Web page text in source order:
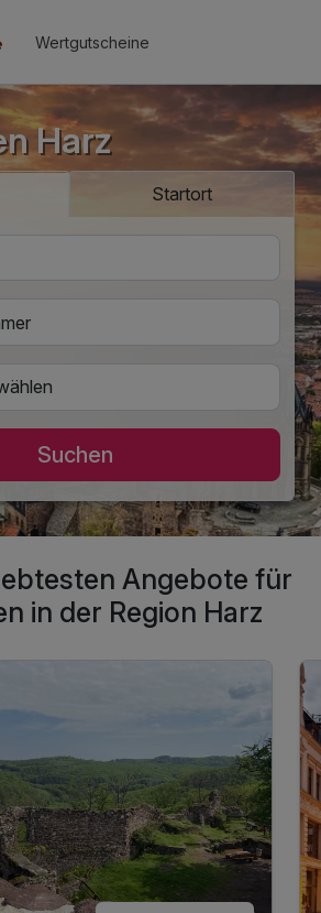
Wertgutscheine
Harz
Startort
Suchen
Angebote für
in der Region Harz